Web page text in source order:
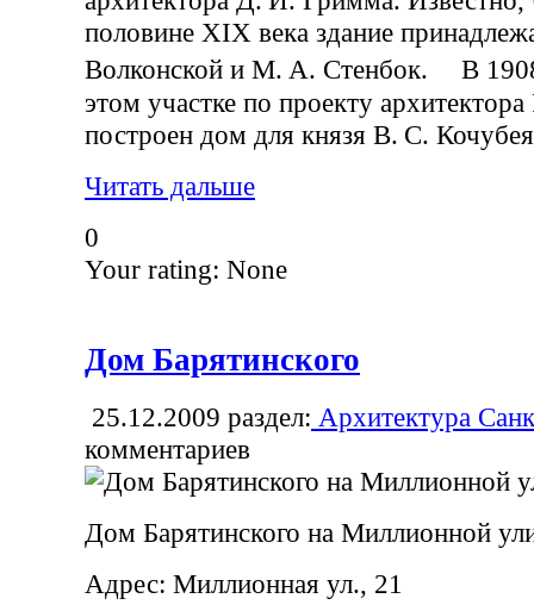
половине XIX века здание
Волконской и М. А. Стенбок. В
этом участке по проекту
построен дом для князя В. С.
Читать дальше
0
Your rating: None
Дом Барятинского
25.12.2009 раздел: Архитектура
комментариев
Дом Барятинского на Миллионной
Адрес: Миллионная ул., 21